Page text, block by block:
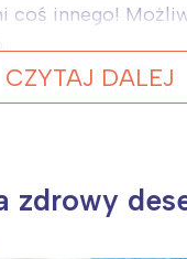
coś innego!
CZYTAJ DALEJ
zdrowy